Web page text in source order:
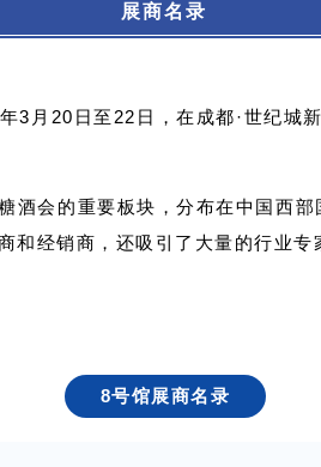
（济南）有限公司
链有限公司
链集团有限公司
京）酒业有限公司
加环球商贸（苏州）有限公司
岛青象精酿啤酒有限公司
展商名录
3月20日至22日，在成都·世纪城
酒会的重要板块，分布在中国西
和经销商，还吸引了大量的行业
8号馆展商名录